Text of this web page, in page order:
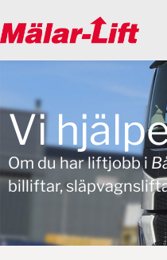
till
innehåll
Vi
Om du har liftjobb i
billiftar,